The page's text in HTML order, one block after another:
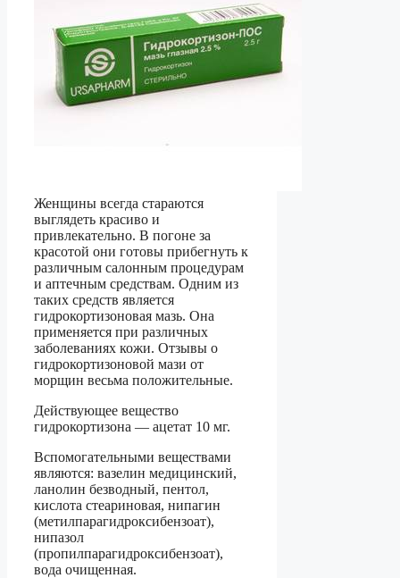
Женщины всегда стараются
выглядеть красиво и
привлекательно. В погоне за
красотой они готовы прибегнуть к
различным салонным процедурам
и аптечным средствам. Одним из
таких средств является
гидрокортизоновая мазь. Она
применяется при различных
заболеваниях кожи. Отзывы о
гидрокортизоновой мази от
морщин весьма положительные.
Действующее вещество
гидрокортизона — ацетат 10 мг.
Вспомогательными веществами
являются: вазелин медицинский,
ланолин безводный, пентол,
кислота стеариновая, нипагин
(метилпарагидроксибензоат),
нипазол
(пропилпарагидроксибензоат),
вода очищенная.